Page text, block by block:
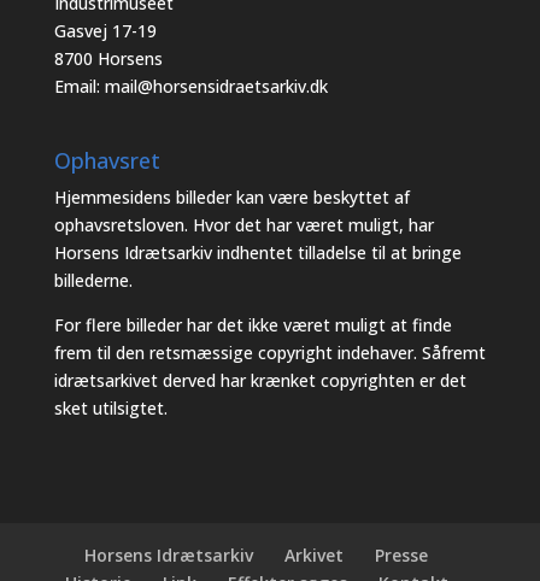
Gasvej 17-19
8700 Horsens
Email: mail@horsensidraetsarkiv.dk
Ophavsret
Hjemmesidens billeder kan være beskyttet af
ophavsretsloven. Hvor det har været muligt, har
Horsens Idrætsarkiv indhentet tilladelse til at bringe
billederne.
For flere billeder har det ikke været muligt at finde
frem til den retsmæssige copyright indehaver. Såfremt
idrætsarkivet derved har krænket copyrighten er det
sket utilsigtet.
Horsens Idrætsarkiv Arkivet
Presse